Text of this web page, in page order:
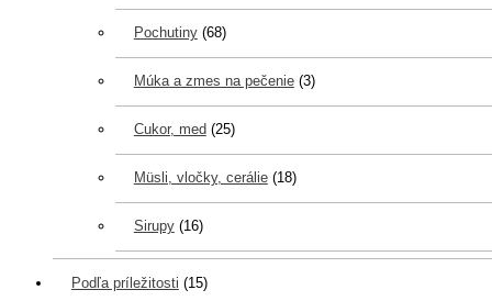
Pochutiny (68)
Múka a zmes na pečenie (3)
Cukor, med (25)
Müsli, vločky, cerálie (18)
Sirupy (16)
Podľa príležitosti (15)